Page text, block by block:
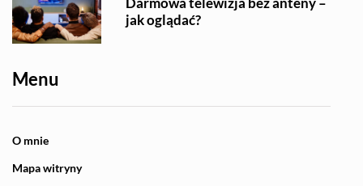
jak oglądać?
Menu
O mnie
Mapa witryny